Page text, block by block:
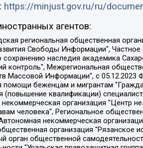
https://minjust.gov.ru/ru/
агентов:
и мигрантам "Гражданское содействие", Негосударственное образовательное учреждение дополнительного профессионального образования (повышение квалификации) специалистов "АКАДЕМИЯ ПО ПРАВАМ ЧЕЛОВЕКА", Свердловская региональная общественная организация "Сутяжник", Автономная некоммерческая организация "Центр независимых социологических исследований", Союз общественных объединений "Российский исследовательский центр по правам человека", Региональное общественное учреждение научно-информационный центр "МЕМОРИАЛ", Некоммерческая организация "Фонд защиты гласности", Автономная некоммерческая организация "Институт прав человека", Городская общественная организация "Екатеринбургское общество "МЕМОРИАЛ", Городская общественная организация "Рязанское историко-просветительское и правозащитное общество "Мемориал" (Рязанский Мемориал), Челябинский региональный орган общественной самодеятельности – женское общественное объединение "Женщины Евразии", Челябинский региональный орган общественной самодеятельности "Уральская правозащитная группа", Фонд содействия защите здоровья и социальной справедливости имени Андрея Рылькова, Автономная Некоммерческая Организация "Аналитический Центр Юрия Левады", Автономная некоммерческая организация социальной поддержки населения "Проект Апрель", Региональная общественная организация помощи женщинам и детям, находящимся в кризисной ситуации "Информационно-методический центр "Анна", Фонд содействия развитию массовых коммуникаций и правовому просвещению "Так-так-Так", Фонд содействия устойчивому развитию "Серебряная тайга", Свердловский региональный общественный фонд социальных проектов "Новое время", "Idel.Реалии", Кавказ.Реалии, Крым.Реалии, Телеканал Настоящее Время, Татаро-башкирская служба Радио Свобода (Azatliq Radiosi), Радио Свободная Европа/Радио Свобода (PCE/PC), "Сибирь.Реалии", "Фактограф", Благотворительный фонд помощи осужденным и их семьям, Автономная некоммерческая организация "Институт глобализации и социальных движений", Фонд "В защиту прав заключенных", Частное учреждение "Центр поддержки и содействия развитию средств массовой информации", Пензенский региональный общественный благотворительный фонд "Гражданский союз", "Север.Реалии", Некоммерческая организация Фонд "Правовая инициатива", Общество с ограниченной ответственностью "Радио